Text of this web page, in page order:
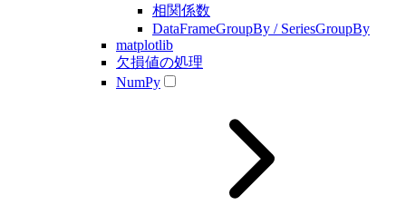
相関係数
DataFrameGroupBy / SeriesGroupBy
matplotlib
欠損値の処理
NumPy